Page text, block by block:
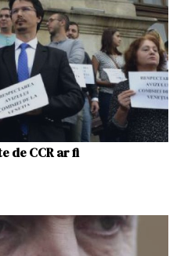
de CCR ar fi